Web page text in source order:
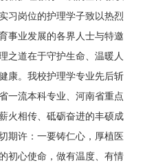
习岗位的护理学子致以热烈
事业发展的各界人士与特邀
之道在于守护生命、温暖人
康。我校护理学专业先后斩
一流本科专业、河南省重点
火相传、砥砺奋进的丰硕成
期许：一要铸仁心，厚植医
初心使命，做有温度、有情